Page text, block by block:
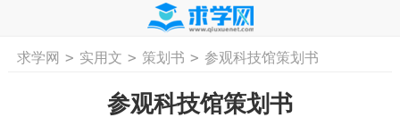
首页 工作计划 活动计划 学习计划
求学网 > 实用文 > 策划书 > 参观科技馆策划书
参观科技馆策划书